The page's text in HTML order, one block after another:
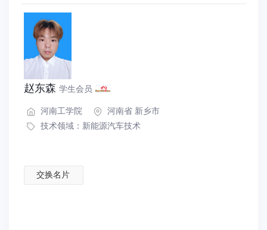
赵东森 学生会员
河南工学院
河南省 新乡市
技术领域： 新能源汽车技术
交换名片